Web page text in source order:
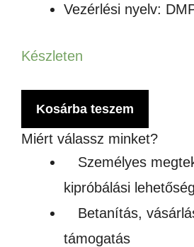
Vezérlési nyelv:
Készleten
JK-
361
VÁGÓPLOTTER
SIGNMASTER
SZOFTVERREL
mennyiség
Kosárba teszem
Miért válassz minket?
Személyes
kipróbálási lehetőség
Betanítás,
támogatás